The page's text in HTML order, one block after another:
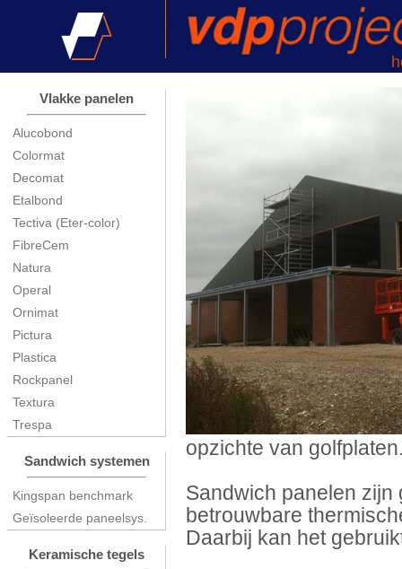
Vlakke panelen
Alucobond
Colormat
Decomat
Etalbond
Tectiva (Eter-color)
FibreCem
Natura
Operal
Ornimat
Pictura
Plastica
Rockpanel
Textura
Trespa
Sandwich systemen
Kingspan benchmark
Geïsoleerde paneelsys.
Keramische tegels
opzichte van
Sandwich panelen
betrouwbare
Daarbij kan het